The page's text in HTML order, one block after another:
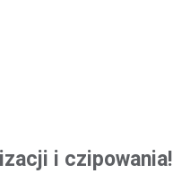
i czipowania!